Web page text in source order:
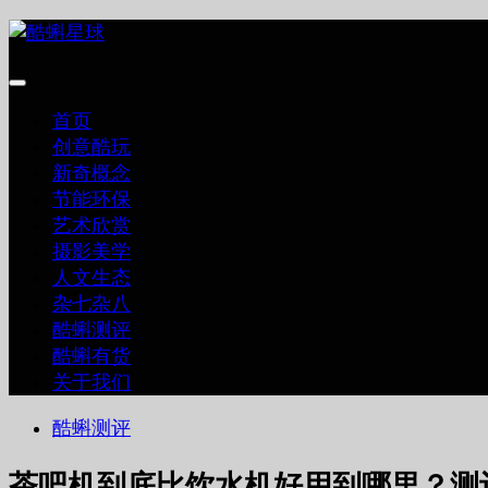
跳
内
首页
创意酷玩
新奇概念
节能环保
艺术欣赏
摄影美学
人文生态
杂七杂八
酷蝌测评
酷蝌有货
关于我们
酷蝌测评